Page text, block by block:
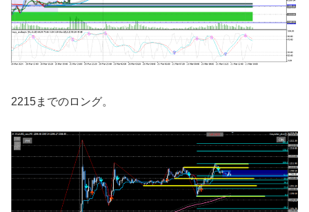
2215までのロング。